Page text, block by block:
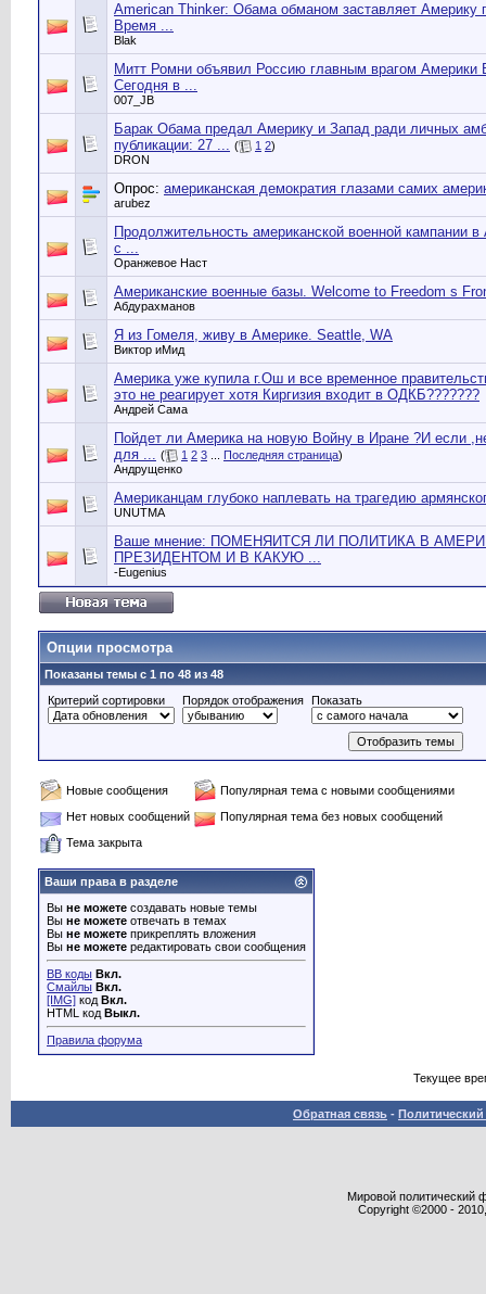
American Thinker: Обама обманом заставляет Америку
Время ...
Blak
Митт Ромни объявил Россию главным врагом Америки
Сегодня в ...
007_JB
Барак Обама предал Америку и Запад ради личных
публикации: 27 ... ( 1 2)
DRON
Опрос: американская демократия глазами самих
arubez
Продолжительность американской военной кампании
с ...
Оранжевое Наст
Американские военные базы. Welcome to Freedom s
Абдурахманов
Я из Гомеля, живу в Америке. Seattle, WA
Виктор иМид
Америка уже купила г.Ош и все временное
это не реагирует хотя Киргизия входит в ОДКБ???????
Андрей Сама
Пойдет ли Америка на новую Войну в Иране ?И если
для ... ( 1 2 3 Последняя страница)
Андрущенко
Американцам глубоко наплевать на трагедию
UNUTMA
Ваше мнение: ПОМЕНЯИТСЯ ЛИ ПОЛИТИКА В
ПРЕЗИДЕНТОМ И В КАКУЮ ...
-Eugenius
Опции просмотра
Показаны темы с 1 по 48 из 48
Критерий сортировки
Порядок отображения Показать
Новые сообщения
Популярная тема с новыми сообщениями
Нет новых сообщений
Популярная тема без новых сообщений
Тема закрыта
Ваши права в разделе
Вы не можете создавать новые темы
Вы не можете отвечать в темах
Вы не можете прикреплять вложения
Вы не можете редактировать свои сообщения
BB коды Вкл.
Смайлы Вкл.
[IMG] код Вкл.
HTML код Выкл.
Правила форума
Текущее
Обратная связь -
Мировой политический
Copyright ©2000 -